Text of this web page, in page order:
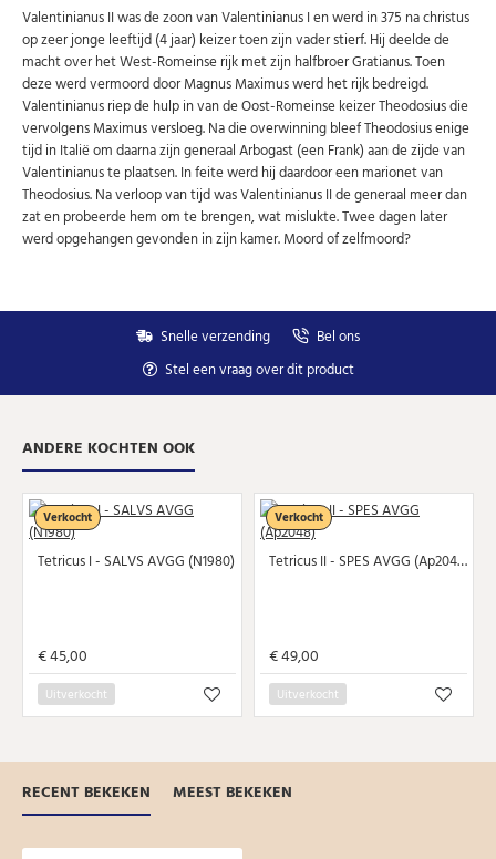
email
AANMELDEN
U kunt zich op elk moment weer afmelden via de nieuwsbrief.
Uw gegevens worden niet gedeeld met derden
Niet meer opnieuw tonen.
Valentinianus II was de zoon van Valentinianus I en werd in 375 na christus
op zeer jonge leeftijd (4 jaar) keizer toen zijn vader stierf. Hij deelde de
macht over het West-Romeinse rijk met zijn halfbroer Gratianus. Toen
deze werd vermoord door Magnus Maximus werd het rijk bedreigd.
Valentinianus riep de hulp in van de Oost-Romeinse keizer Theodosius die
vervolgens Maximus versloeg. Na die overwinning bleef Theodosius enige
tijd in Italië om daarna zijn generaal Arbogast (een Frank) aan de zijde van
Valentinianus te plaatsen. In feite werd hij daardoor een marionet van
Theodosius. Na verloop van tijd was Valentinianus II de generaal meer dan
zat en probeerde hem om te brengen, wat mislukte. Twee dagen later
werd opgehangen gevonden in zijn kamer. Moord of zelfmoord?
Snelle verzending
Bel ons
Stel een vraag over dit product
ANDERE KOCHTEN OOK
Verkocht
Tetricus I - SALVS AVGG (N1980)
€ 45,00
Uitverkocht
Verkocht
Tetricus II - SPES AVGG (Ap2048)
€ 49,00
Uitverkocht
RECENT BEKEKEN MEEST BEKEKEN